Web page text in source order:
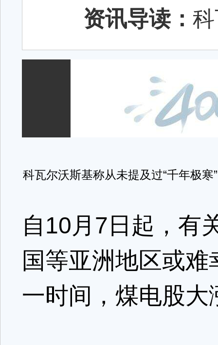
资讯导读：
科瓦尔沃斯基称从未提及过“千年极寒
自10月7日起，有
国等亚洲地区或
一时间，煤电股